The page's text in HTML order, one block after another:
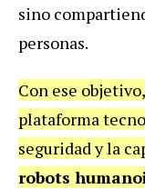
sino
personas.
Con ese objetivo,
plataforma
seguridad y la
robots